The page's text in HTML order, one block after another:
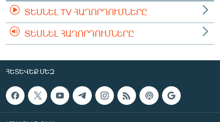
ՏԵՍՆԵԼ TV ՀԱՂՈՐԴՈՒՄՆԵՐԸ
ՏԵՍՆԵԼ ՀԱՂՈՐԴՈՒՄՆԵՐԸ
ՀԵՏԵՎԵՔ ՄԵԶ